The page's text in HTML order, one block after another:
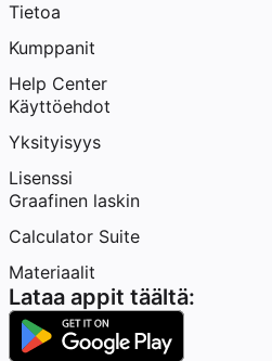
Tietoa
Kumppanit
Help Center
Käyttöehdot
Yksityisyys
Lisenssi
Graafinen laskin
Calculator Suite
Materiaalit
Lataa appit täältä: